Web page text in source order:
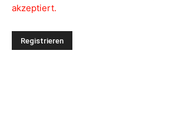
akzeptiert.